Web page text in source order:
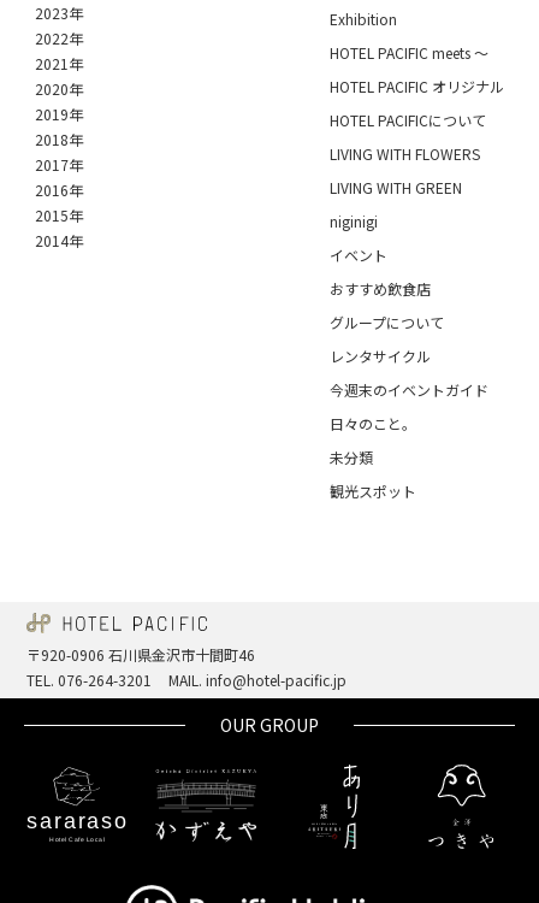
2023年
2022年
2021年
2020年
2019年
2018年
2017年
2016年
2015年
2014年
Exhibition
HOTEL PACIFIC meets ～
HOTEL PACIFIC オリジナル
HOTEL PACIFICについて
LIVING WITH FLOWERS
LIVING WITH GREEN
niginigi
イベント
おすすめ飲食店
グループについて
レンタサイクル
今週末のイベントガイド
日々のこと。
未分類
観光スポット
〒920-0906 石川県金沢市十間町46
TEL. 076-264-3201
MAIL. info@hotel-pacific.jp
OUR GROUP